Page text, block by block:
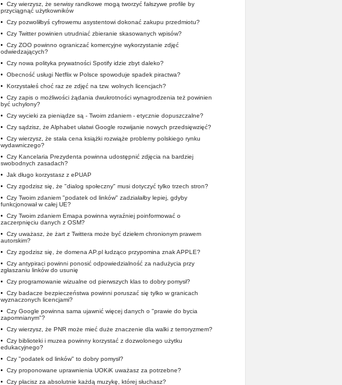
• Czy wierzysz, że serwisy randkowe mogą tworzyć fałszywe profile by
przyciągnąć użytkowników
• Czy pozwoliłbyś cyfrowemu asystentowi dokonać zakupu przedmiotu?
• Czy Twitter powinien utrudniać zbieranie skasowanych wpisów?
• Czy ZOO powinno ograniczać komercyjne wykorzystanie zdjęć
odwiedzających?
• Czy nowa polityka prywatności Spotify idzie zbyt daleko?
• Obecność usługi Netflix w Polsce spowoduje spadek piractwa?
• Korzystałeś choć raz ze zdjęć na tzw. wolnych licencjach?
• Czy zapis o możliwości żądania dwukrotności wynagrodzenia też powinien
być uchylony?
• Czy wycieki za pieniądze są - Twoim zdaniem - etycznie dopuszczalne?
• Czy sądzisz, że Alphabet ułatwi Google rozwijanie nowych przedsięwzięć?
• Czy wierzysz, że stała cena książki rozwiąże problemy polskiego rynku
wydawniczego?
• Czy Kancelaria Prezydenta powinna udostępnić zdjęcia na bardziej
swobodnych zasadach?
• Jak długo korzystasz z ePUAP
• Czy zgodzisz się, że "dialog społeczny" musi dotyczyć tylko trzech stron?
• Czy Twoim zdaniem "podatek od linków" zadziałałby lepiej, gdyby
funkcjonował w całej UE?
• Czy Twoim zdaniem Emapa powinna wyraźniej poinformować o
zaczerpnięciu danych z OSM?
• Czy uważasz, że żart z Twittera może być dziełem chronionym prawem
autorskim?
• Czy zgodzisz się, że domena AP.pl łudząco przypomina znak APPLE?
• Czy antypiraci powinni ponosić odpowiedzialność za nadużycia przy
zgłaszaniu linków do usunię
• Czy programowanie wizualne od pierwszych klas to dobry pomysł?
• Czy badacze bezpieczeństwa powinni poruszać się tylko w granicach
wyznaczonych licencjami?
• Czy Google powinna sama ujawnić więcej danych o "prawie do bycia
zapomnianym"?
• Czy wierzysz, że PNR może mieć duże znaczenie dla walki z terroryzmem?
• Czy biblioteki i muzea powinny korzystać z dozwolonego użytku
edukacyjnego?
• Czy "podatek od linków" to dobry pomysł?
• Czy proponowane uprawnienia UOKiK uważasz za potrzebne?
• Czy płacisz za absolutnie każdą muzykę, której słuchasz?